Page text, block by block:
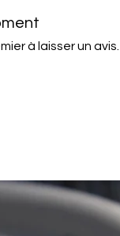
à laisser un avis.